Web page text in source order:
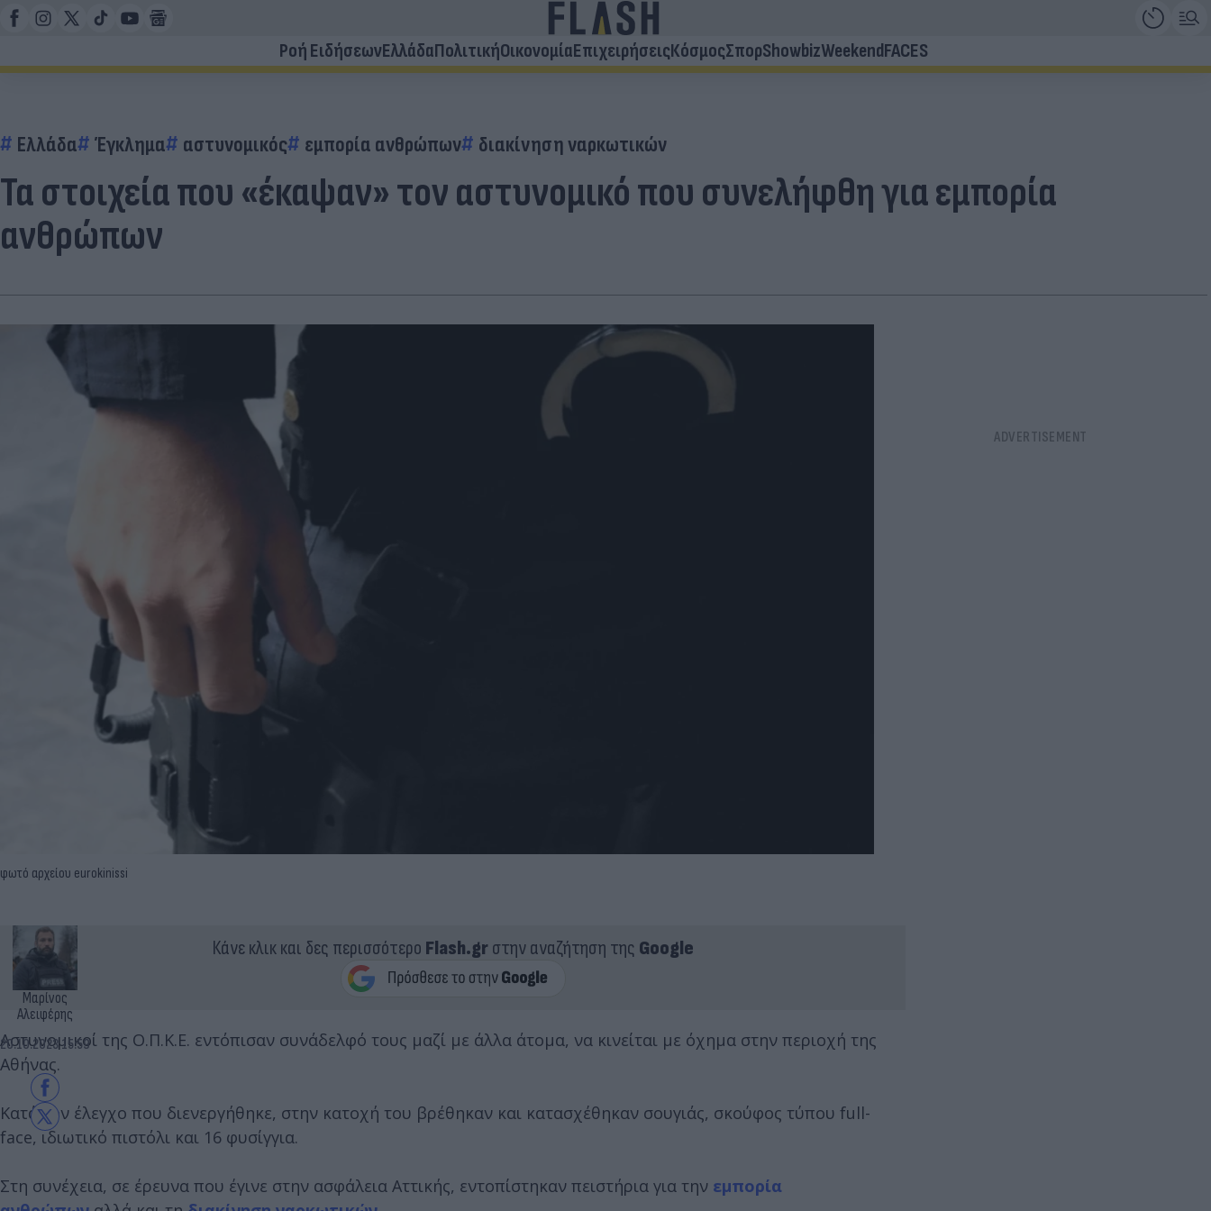
Ροή ΕιδήσεωνΕλλάδαΠολιτικήΟικονομίαΕπιχειρήσειςΚόσμοςΣπορShowbizWeekendFACES
Ελλάδα Έγκλημα αστυνομικός εμπορία ανθρώπων διακίνηση ναρκωτικών
Τα στοιχεία που «έκαψαν» τον αστυνομικό που συνελήφθη για εμπορία
ανθρώπων
φωτό αρχείου eurokinissi
Μαρίνος
Αλειφέρης
20.10.2023 15:59
Κάνε κλικ και δες περισσότερο Flash.grστην αναζήτηση της Google
Αστυνομικοί της Ο.Π.Κ.Ε. εντόπισαν συνάδελφό τους μαζί με άλλα άτομα, να κινείται με όχημα στην περιοχή της
Αθήνας.
Κατά τον έλεγχο που διενεργήθηκε, στην κατοχή του βρέθηκαν και κατασχέθηκαν σουγιάς, σκούφος τύπου full-
face, ιδιωτικό πιστόλι και 16 φυσίγγια.
Στη συνέχεια, σε έρευνα που έγινε στην ασφάλεια Αττικής, εντοπίστηκαν πειστήρια για την εμπορία